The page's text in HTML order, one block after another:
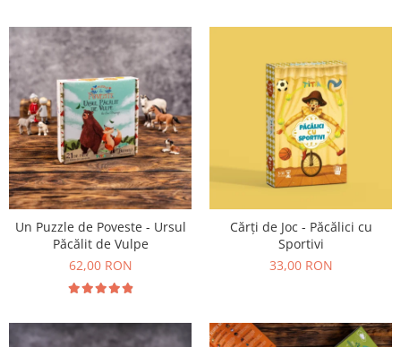
Un Puzzle de Poveste - Ursul
Păcălit de Vulpe
62,00 RON
Cărți de Joc - Păcălici cu
Sportivi
33,00 RON